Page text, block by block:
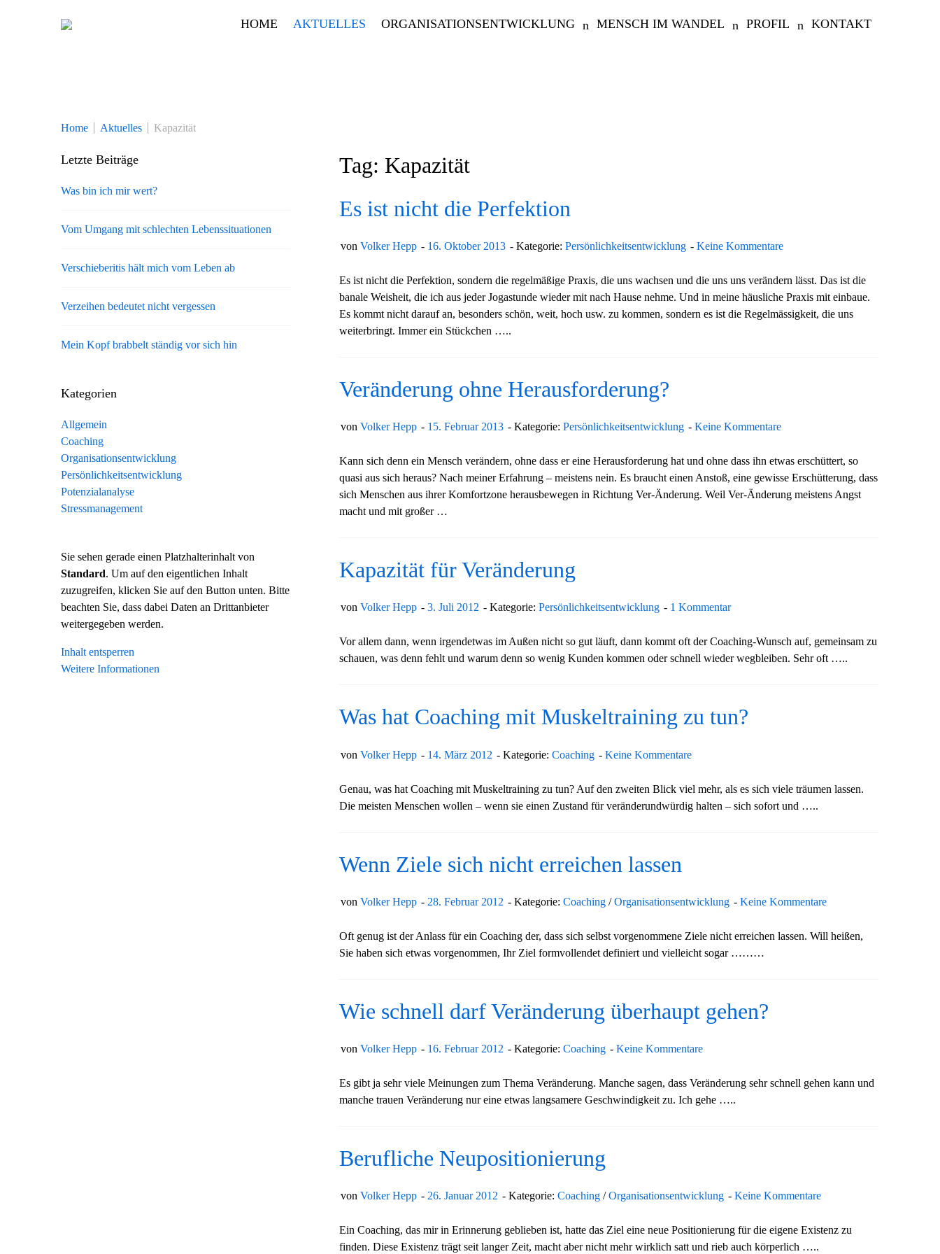
HOME AKTUELLES ORGANISATIONSENTWICKLUNG MENSCH IM WANDEL PROFIL KONTAKT
Home Aktuelles Kapazität
Tag: Kapazität
Es ist nicht die Perfektion
von Volker Hepp 16. Oktober 2013 Kategorie: Persönlichkeitsentwicklung Keine Kommentare
Es ist nicht die Perfektion, sondern die regelmäßige Praxis, die uns wachsen und die uns uns verändern lässt. Das ist die
banale Weisheit, die ich aus jeder Jogastunde wieder mit nach Hause nehme. Und in meine häusliche Praxis mit einbaue.
Es kommt nicht darauf an, besonders schön, weit, hoch usw. zu kommen, sondern es ist die Regelmässigkeit, die uns
weiterbringt. Immer ein Stückchen …..
Veränderung ohne Herausforderung?
von Volker Hepp 15. Februar 2013 Kategorie: Persönlichkeitsentwicklung Keine Kommentare
Kann sich denn ein Mensch verändern, ohne dass er eine Herausforderung hat und ohne dass ihn etwas erschüttert, so
quasi aus sich heraus? Nach meiner Erfahrung – meistens nein. Es braucht einen Anstoß, eine gewisse Erschütterung, dass
sich Menschen aus ihrer Komfortzone herausbewegen in Richtung Ver-Änderung. Weil Ver-Änderung meistens Angst
macht und mit großer …
Kapazität für Veränderung
von Volker Hepp 3. Juli 2012 Kategorie: Persönlichkeitsentwicklung 1 Kommentar
Vor allem dann, wenn irgendetwas im Außen nicht so gut läuft, dann kommt oft der Coaching-Wunsch auf, gemeinsam zu
schauen, was denn fehlt und warum denn so wenig Kunden kommen oder schnell wieder wegbleiben. Sehr oft …..
Was hat Coaching mit Muskeltraining zu tun?
von Volker Hepp 14. März 2012 Kategorie: Coaching Keine Kommentare
Genau, was hat Coaching mit Muskeltraining zu tun? Auf den zweiten Blick viel mehr, als es sich viele träumen lassen.
Die meisten Menschen wollen – wenn sie einen Zustand für veränderundwürdig halten – sich sofort und …..
Wenn Ziele sich nicht erreichen lassen
von Volker Hepp 28. Februar 2012 Kategorie: Coaching/Organisationsentwicklung Keine Kommentare
Oft genug ist der Anlass für ein Coaching der, dass sich selbst vorgenommene Ziele nicht erreichen lassen. Will heißen,
Sie haben sich etwas vorgenommen, Ihr Ziel formvollendet definiert und vielleicht sogar ………
Wie schnell darf Veränderung überhaupt gehen?
von Volker Hepp 16. Februar 2012 Kategorie: Coaching Keine Kommentare
Es gibt ja sehr viele Meinungen zum Thema Veränderung. Manche sagen, dass Veränderung sehr schnell gehen kann und
manche trauen Veränderung nur eine etwas langsamere Geschwindigkeit zu. Ich gehe …..
Berufliche Neupositionierung
von Volker Hepp 26. Januar 2012 Kategorie: Coaching/Organisationsentwicklung Keine Kommentare
Ein Coaching, das mir in Erinnerung geblieben ist, hatte das Ziel eine neue Positionierung für die eigene Existenz zu
finden. Diese Existenz trägt seit langer Zeit, macht aber nicht mehr wirklich satt und rieb auch körperlich …..
Letzte Beiträge
Was bin ich mir wert?
Vom Umgang mit schlechten Lebenssituationen
Verschieberitis hält mich vom Leben ab
Verzeihen bedeutet nicht vergessen
Mein Kopf brabbelt ständig vor sich hin
Kategorien
Allgemein
Coaching
Organisationsentwicklung
Persönlichkeitsentwicklung
Potenzialanalyse
Stressmanagement
Sie sehen gerade einen Platzhalterinhalt von
Standard. Um auf den eigentlichen Inhalt
zuzugreifen, klicken Sie auf den Button unten. Bitte
beachten Sie, dass dabei Daten an Drittanbieter
weitergegeben werden.
Inhalt entsperren
Weitere Informationen